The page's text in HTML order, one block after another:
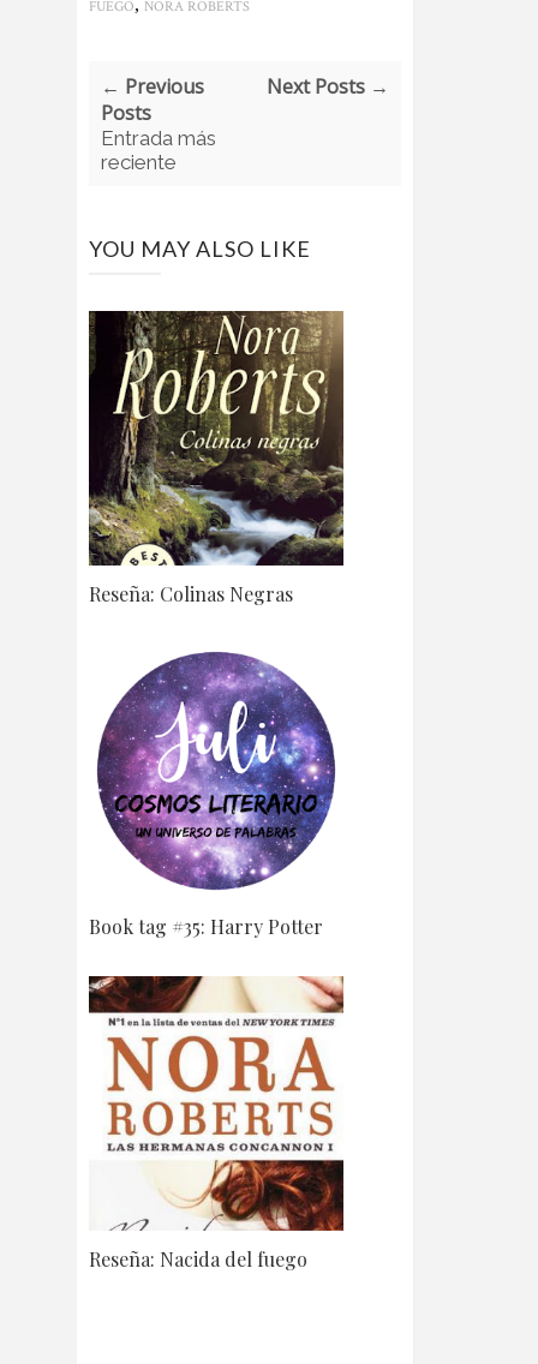
FUEGO, NORA ROBERTS
← Previous
Posts
Entrada más
reciente
Next Posts →
YOU MAY ALSO LIKE
Reseña: Colinas Negras
Book tag #35: Harry Potter
Reseña: Nacida del fuego